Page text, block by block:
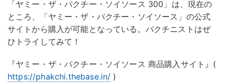
「ヤミー・ザ・パクチー・ソイソース 300」は、現在の
ところ、「ヤミー・ザ・パクチー・ソイソース」の公式
サイトから購入が可能となっている。パクチニストはぜ
ひトライしてみて！
『ヤミー・ザ・パクチー・ソイソース 商品購入サイト』(
https://phakchi.thebase.in/ )